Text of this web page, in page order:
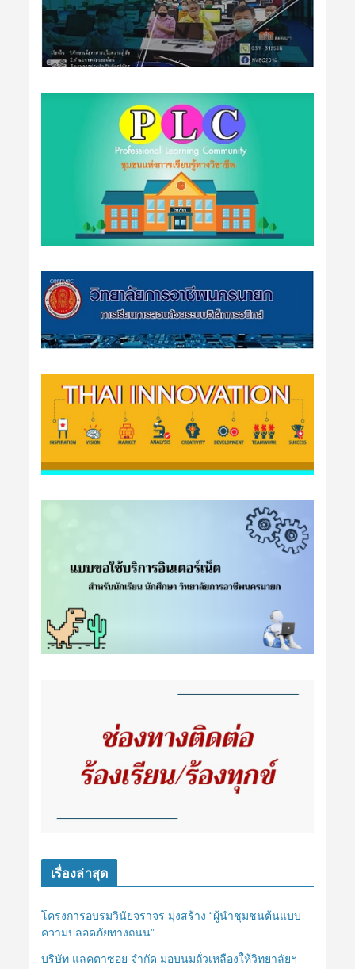
เรื่องล่าสุด
โครงการอบรมวินัยจราจร มุ่งสร้าง “ผู้นำชุมชนต้นแบบ
ความปลอดภัยทางถนน”
บริษัท แลคตาซอย จำกัด มอบนมถั่วเหลืองให้วิทยาลัยฯ